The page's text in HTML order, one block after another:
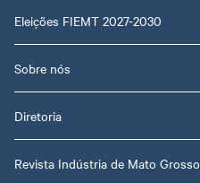
Eleições FIEMT 2027-2030
Sobre nós
Diretoria
Revista Indústria de Mato Grosso